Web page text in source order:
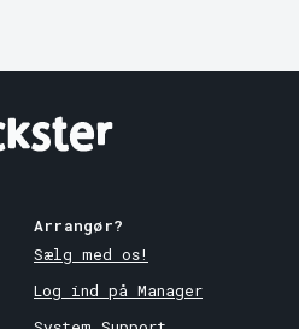
Arrangør?
Sælg med os!
Log ind på Manager